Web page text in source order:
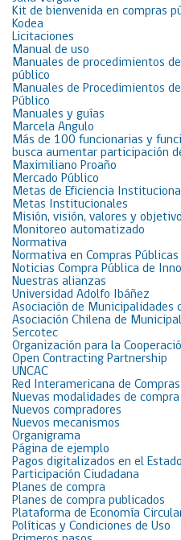
Kit de bienvenida en compras
Kodea
Licitaciones
Manual de uso
Manuales de procedimientos
público
Manuales de Procedimientos
Público
Manuales y guías
Marcela Angulo
Más de 100 funcionarias y
busca aumentar participación
Maximiliano Proaño
Mercado Público
Metas de Eficiencia
Metas Institucionales
Misión, visión, valores y
Monitoreo automatizado
Normativa
Normativa en Compras Públicas
Noticias Compra Pública de
Nuestras alianzas
Universidad Adolfo Ibáñez
Asociación de Municipalidades
Asociación Chilena de
Sercotec
Organización para la
Open Contracting Partnership
UNCAC
Red Interamericana de
Nuevas modalidades de compra
Nuevos compradores
Nuevos mecanismos
Organigrama
Página de ejemplo
Pagos digitalizados en el Estado
Participación Ciudadana
Planes de compra
Planes de compra publicados
Plataforma de Economía
Políticas y Condiciones de Uso